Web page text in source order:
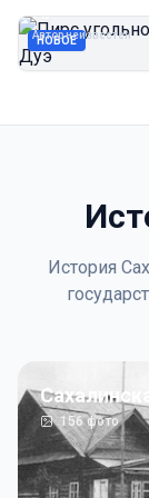
НОВОЕ
Автор неизвестен
История
156фото